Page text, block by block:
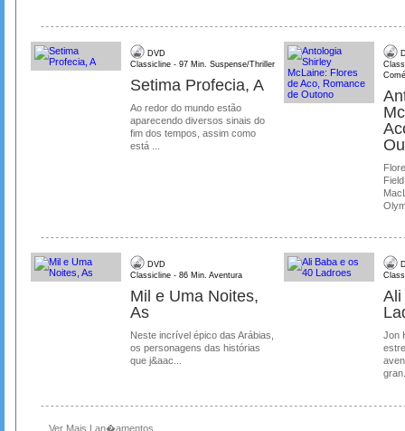
DVD
Classicline - 97 Min. Suspense/Thriller
Setima Profecia, A
Ao redor do mundo estão
aparecendo diversos sinais do
fim dos tempos, assim como
está ...
DVD
Classicline - 86 Min. Aventura
Mil e Uma Noites,
As
Neste incrível épico das Arábias,
os personagens das histórias
que j&aac...
Ali
Jon
Ver Mais Lan�amentos